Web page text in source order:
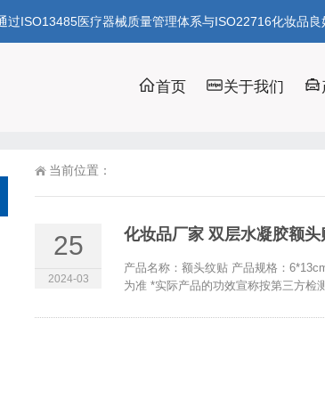
过ISO13485医疗器械质量管理体系与ISO22716化妆品
首页 关于我们
当前位置：
25
2024-03
化妆品厂家 双层水凝胶额
产品名称：额头纹贴 产品规格：
为准 *实际产品的功效宣称按第三方检